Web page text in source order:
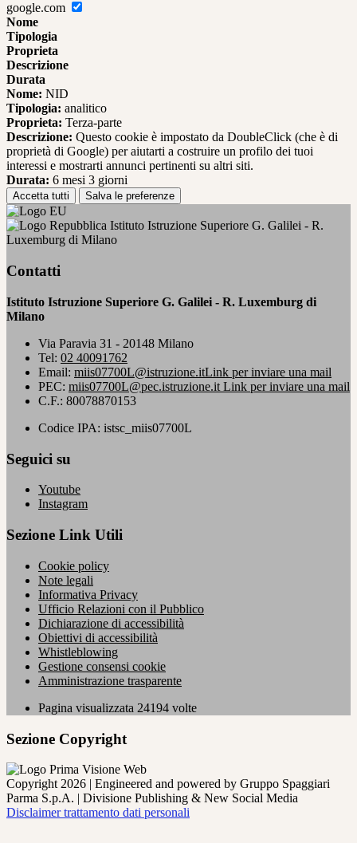
google.com
Nome
Tipologia
Proprieta
Descrizione
Durata
Nome: NID
Tipologia: analitico
Proprieta: Terza-parte
Descrizione: Questo cookie è impostato da DoubleClick (che è di
proprietà di Google) per aiutarti a costruire un profilo dei tuoi
interessi e mostrarti annunci pertinenti su altri siti.
Durata: 6 mesi 3 giorni
Accetta tutti Salva le preferenze
Istituto Istruzione Superiore G. Galilei - R.
Luxemburg di Milano
Contatti
Istituto Istruzione Superiore G. Galilei - R. Luxemburg di
Milano
Via Paravia 31 - 20148 Milano
Tel: 02 40091762
Email: miis07700L@istruzione.itLink per inviare una mail
PEC: miis07700L@pec.istruzione.it Link per inviare una mail
C.F.: 80078870153
Codice IPA: istsc_miis07700L
Seguici su
Youtube
Instagram
Sezione Link Utili
Cookie policy
Note legali
Informativa Privacy
Ufficio Relazioni con il Pubblico
Dichiarazione di accessibilità
Obiettivi di accessibilità
Whistleblowing
Gestione consensi cookie
Amministrazione trasparente
Pagina visualizzata 24194 volte
Sezione Copyright
Copyright 2026 | Engineered and powered by Gruppo Spaggiari
Parma S.p.A. | Divisione Publishing & New Social Media
Disclaimer trattamento dati personali